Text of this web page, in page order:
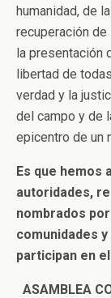
humanidad, de
recuperación
la presentación
libertad de
verdad y la
del campo y de
epicentro de un
Es que hemos
autoridades,
nombrados
comunidades
participan en
ASAMBLEA